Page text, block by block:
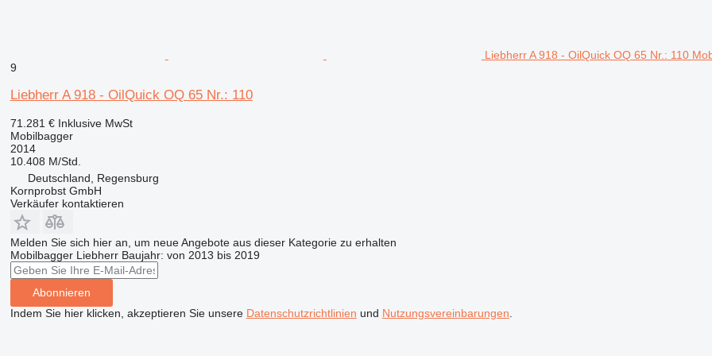
Liebherr A 918 - OilQuick OQ 65 Nr.: 110
9
Liebherr A 918 - OilQuick OQ 65 Nr.: 110
71.281 € Inklusive MwSt
Mobilbagger
2014
10.408 M/Std.
Deutschland, Regensburg
Kornprobst GmbH
Verkäufer kontaktieren
Melden Sie sich hier an, um neue Angebote aus dieser Kategorie zu erhalten
Mobilbagger Liebherr Baujahr: von 2013 bis 2019
Abonnieren
Indem Sie hier klicken, akzeptieren Sie unsere Datenschutzrichtlinien und Nutzungsvereinbarungen